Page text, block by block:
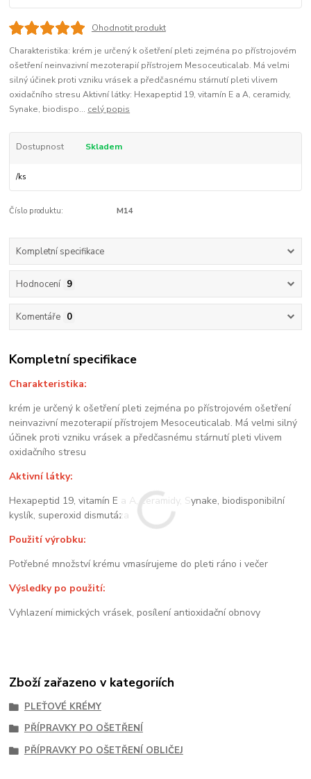
Ohodnotit produkt
Charakteristika: krém je určený k ošetření pleti zejména po přístrojovém
ošetření neinvazivní mezoterapií přístrojem Mesoceuticalab. Má velmi
silný účinek proti vzniku vrásek a předčasnému stárnutí pleti vlivem
oxidačního stresu Aktivní látky: Hexapeptid 19, vitamín E a A, ceramidy,
Synake, biodispo... celý popis
Dostupnost Skladem
/ks
Číslo produktu: M14
Kompletní specifikace
Hodnocení 9
Komentáře 0
Kompletní specifikace
Charakteristika:
krém je určený k ošetření pleti zejména po přístrojovém ošetření
neinvazivní mezoterapií přístrojem Mesoceuticalab. Má velmi silný
účinek proti vzniku vrásek a předčasnému stárnutí pleti vlivem
oxidačního stresu
Aktivní látky:
Hexapeptid 19, vitamín E a A, ceramidy, Synake, biodisponibilní
kyslík, superoxid dismutáza
Použití výrobku:
Potřebné množství krému vmasírujeme do pleti ráno i večer
Výsledky po použití:
Vyhlazení mimických vrásek, posílení antioxidační obnovy
Zboží zařazeno v kategoriích
PLEŤOVÉ KRÉMY
PŘÍPRAVKY PO OŠETŘENÍ
PŘÍPRAVKY PO OŠETŘENÍ OBLIČEJ